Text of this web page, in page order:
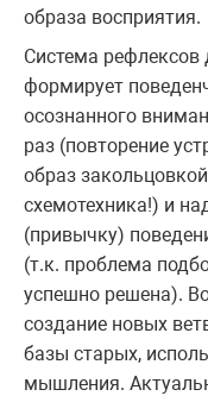
образа восприятия.
Система
формирует
осознанного
раз (повторение
образ
схемотехника!) и
(привычку)
(т.к. проблема
успешно решена).
создание новых
базы старых,
мышления.